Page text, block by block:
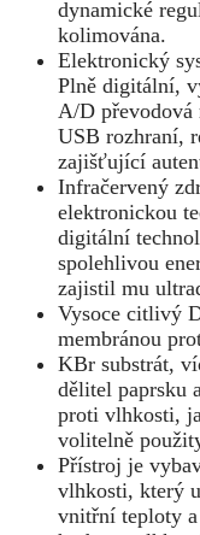
dynamické
kolimována.
Elektronický
Plně digitální,
A/D převodová
USB rozhraní,
zajišťující
Infračervený
elektronickou
digitální
spolehlivou
zajistil mu
Vysoce citlivý
membránou
KBr substrát,
dělitel paprsku
proti vlhkosti,
volitelně
Přístroj je
vlhkosti, který
vnitřní teploty